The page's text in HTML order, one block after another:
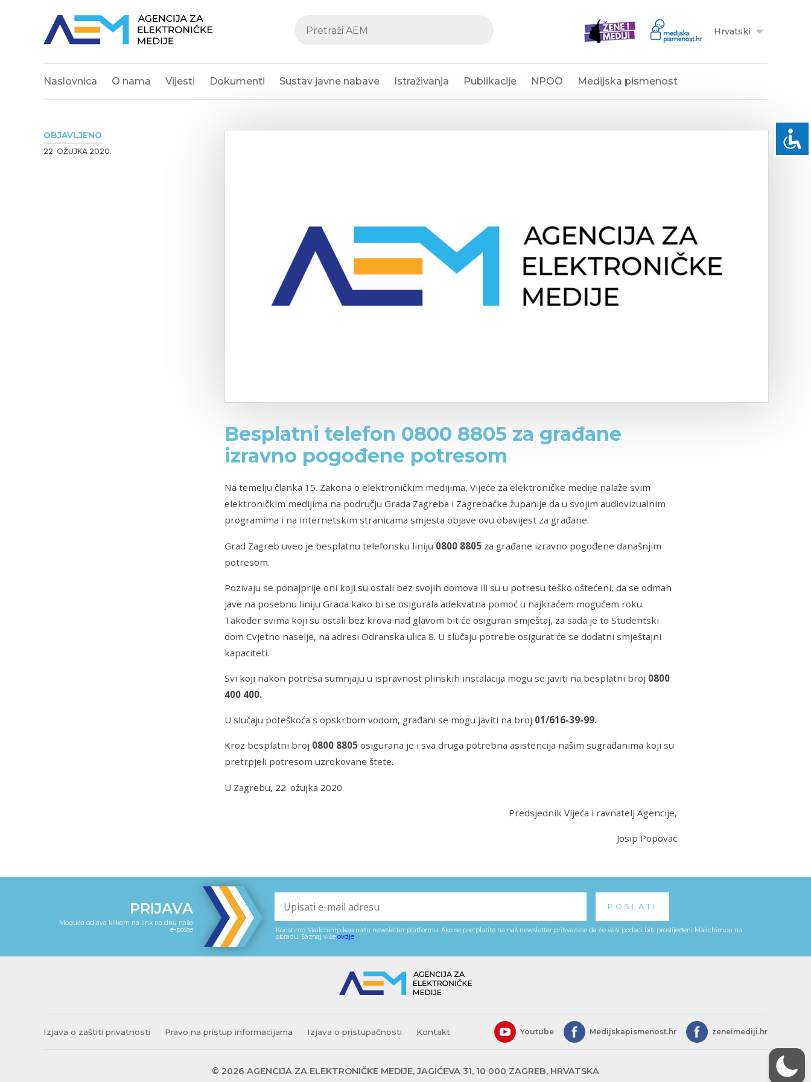
Hrvatski
Naslovnica O nama Vijesti Dokumenti Sustav javne nabave Istraživanja Publikacije NPOO Medijska pismenost
OBJAVLJENO
22. OŽUJKA 2020.
Besplatni telefon 0800 8805 za građane
izravno pogođene potresom
Na temelju članka 15. Zakona o elektroničkim medijima, Vijeće za elektroničke medije nalaže svim
elektroničkim medijima na području Grada Zagreba i Zagrebačke županije da u svojim audiovizualnim
programima i na internetskim stranicama smjesta objave ovu obavijest za građane.
Grad Zagreb uveo je besplatnu telefonsku liniju 0800 8805 za građane izravno pogođene današnjim
potresom.
Pozivaju se ponajprije oni koji su ostali bez svojih domova ili su u potresu teško oštećeni, da se odmah
jave na posebnu liniju Grada kako bi se osigurala adekvatna pomoć u najkraćem mogućem roku.
Također svima koji su ostali bez krova nad glavom bit će osiguran smještaj, za sada je to Studentski
dom Cvjetno naselje, na adresi Odranska ulica 8. U slučaju potrebe osigurat će se dodatni smještajni
kapaciteti.
Svi koji nakon potresa sumnjaju u ispravnost plinskih instalacija mogu se javiti na besplatni broj 0800
400 400.
U slučaju poteškoća s opskrbom vodom, građani se mogu javiti na broj 01/616-39-99.
Kroz besplatni broj 0800 8805 osigurana je i sva druga potrebna asistencija našim sugrađanima koji su
pretrpjeli potresom uzrokovane štete.
U Zagrebu, 22. ožujka 2020.
Predsjednik Vijeća i ravnatelj Agencije,
Josip Popovac
PRIJAVA
Moguća odjava klikom na link na dnu naše
e-pošte
Koristimo Mailchimp kao našu newsletter platformu. Ako se pretplatite na naš newsletter prihvaćate da će vaši podaci biti proslijeđeni Mailchimpu na
obradu. Saznaj više ovdje.
Izjava o zaštiti privatnosti Pravo na pristup informacijama Izjava o pristupačnosti Kontakt Youtube Medijskapismenost.hr zeneimediji.hr
© 2026 AGENCIJA ZA ELEKTRONIČKE MEDIJE, JAGIĆEVA 31, 10 000 ZAGREB, HRVATSKA